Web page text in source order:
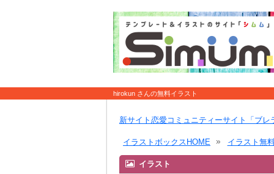
hirokun さんの無料イラスト
新サイト恋愛コミュニティーサイト「ブレ
イラストボックスHOME イラスト無
イラスト